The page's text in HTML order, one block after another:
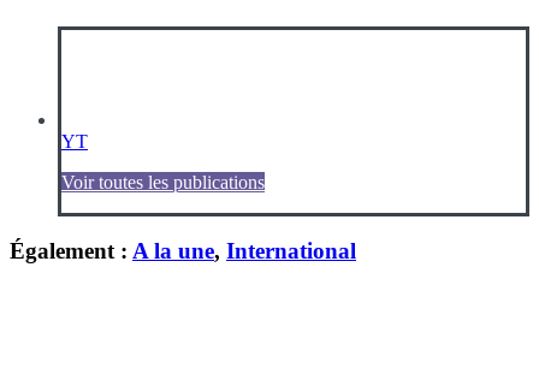
YT
Voir toutes les publications
Également : A la une, International